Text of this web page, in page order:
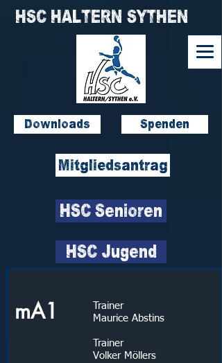
Downloads
Mitgliedsantrag
HSC Senioren
HSC Jugend
HSC HALTERN SYTHEN
Spenden
mA1
Trainer
Maurice Abstins
Trainer
Volker Möllers